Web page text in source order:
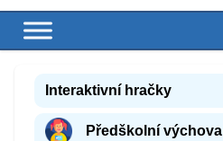
Interaktivní hračky
Předškolní výchova